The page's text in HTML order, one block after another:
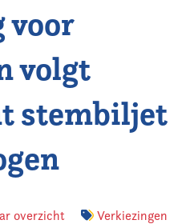
voor
volgt
stembiljet
overzicht Verkiezingen